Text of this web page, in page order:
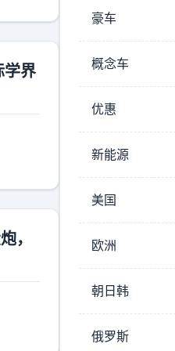
学界
，
豪车
概念车
优惠
新能源
美国
欧洲
朝日韩
俄罗斯